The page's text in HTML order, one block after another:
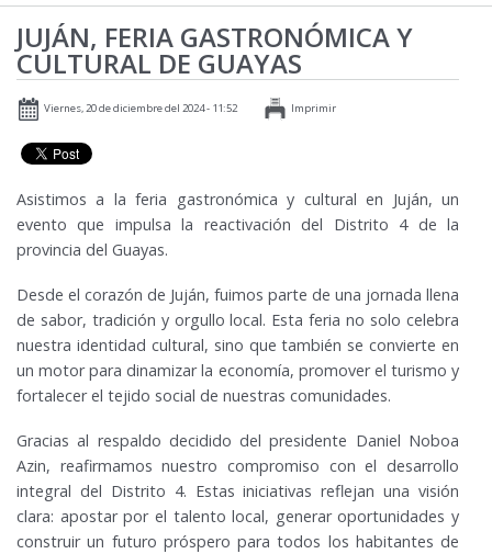
LEGISLAMOS
FISCALIZAMOS
TRANSPARENCIA
PRENSA
PARTICIPACIÓN
AGENDA
JUJÁN, FERIA GASTRONÓMICA Y
CULTURAL DE GUAYAS
Viernes, 20 de diciembre del 2024 - 11:52 Imprimir
Asistimos a la feria gastronómica y cultural en Juján, un
evento que impulsa la reactivación del Distrito 4 de la
provincia del Guayas.
Desde el corazón de Juján, fuimos parte de una jornada llena
de sabor, tradición y orgullo local. Esta feria no solo celebra
nuestra identidad cultural, sino que también se convierte en
un motor para dinamizar la economía, promover el turismo y
fortalecer el tejido social de nuestras comunidades.
Gracias al respaldo decidido del presidente Daniel Noboa
Azin, reafirmamos nuestro compromiso con el desarrollo
integral del Distrito 4. Estas iniciativas reflejan una visión
clara: apostar por el talento local, generar oportunidades y
construir un futuro próspero para todos los habitantes de